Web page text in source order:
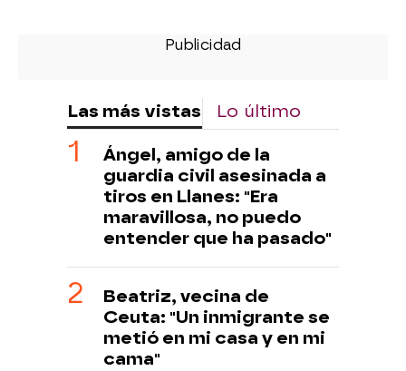
Las más vistas Lo último
Ángel, amigo de la
guardia civil asesinada a
tiros en Llanes: "Era
maravillosa, no puedo
entender que ha pasado"
Beatriz, vecina de
Ceuta: "Un inmigrante se
metió en mi casa y en mi
cama"